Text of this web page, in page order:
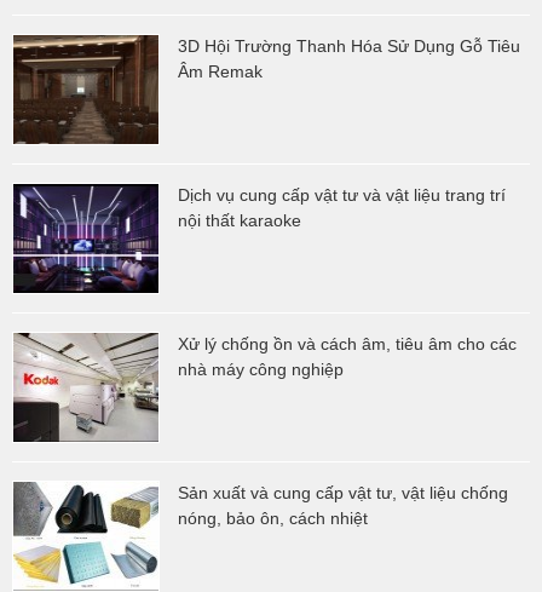
3D Hội Trường Thanh Hóa Sử Dụng Gỗ Tiêu
Âm Remak
Dịch vụ cung cấp vật tư và vật liệu trang trí
nội thất karaoke
Xử lý chống ồn và cách âm, tiêu âm cho các
nhà máy công nghiệp
Sản xuất và cung cấp vật tư, vật liệu chống
nóng, bảo ôn, cách nhiệt